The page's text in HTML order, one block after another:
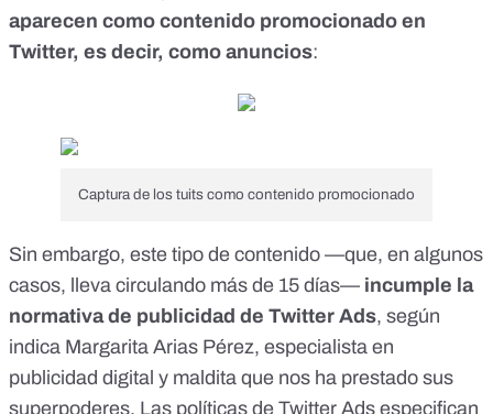
aparecen como contenido promocionado en
Twitter, es decir, como anuncios:
Captura de los tuits como contenido promocionado
Sin embargo, este tipo de contenido —que, en algunos
casos, lleva circulando más de 15 días— incumple la
normativa de publicidad de Twitter Ads, según
indica Margarita Arias Pérez, especialista en
publicidad digital y maldita que nos ha prestado sus
superpoderes. Las políticas de Twitter Ads especifican